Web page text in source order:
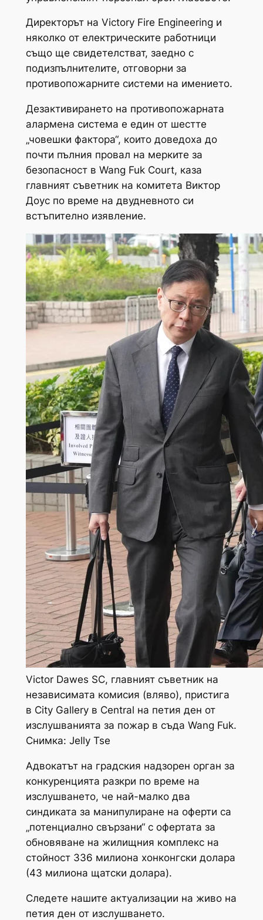
Директорът на Victory Fire Engineering и
няколко от електрическите работници
също ще свидетелстват, заедно с
подизпълнителите, отговорни за
противопожарните системи на имението.
Дезактивирането на противопожарната
алармена система е един от шестте
„човешки фактора“, които доведоха до
почти пълния провал на мерките за
безопасност в Wang Fuk Court, каза
главният съветник на комитета Виктор
Доус по време на двудневното си
встъпително изявление.
Victor Dawes SC, главният съветник на
независимата комисия (вляво), пристига
в City Gallery в Central на петия ден от
изслушванията за пожар в съда Wang Fuk.
Снимка: Jelly Tse
Адвокатът на градския надзорен орган за
конкуренцията разкри по време на
изслушването, че най-малко два
синдиката за манипулиране на оферти са
„потенциално свързани“ с офертата за
обновяване на жилищния комплекс на
стойност 336 милиона хонконгски долара
(43 милиона щатски долара).
Следете нашите актуализации на живо на
петия ден от изслушването.